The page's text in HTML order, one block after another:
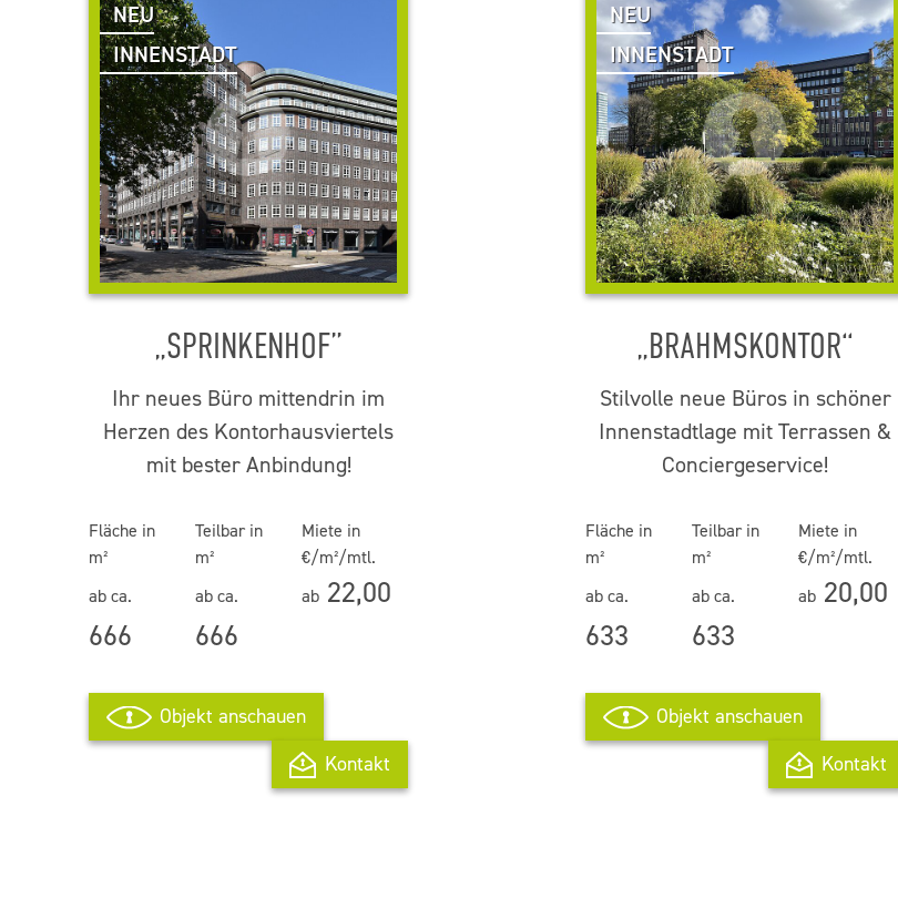
NEU
INNENSTADT
„SPRINKENHOF”
Ihr neues Büro mittendrin im
Herzen des Kontorhausviertels
mit bester Anbindung!
Fläche in
m²
ab ca.
666
Teilbar in
m²
ab ca.
666
Miete in
€/m²/mtl.
ab 22,00
Objekt anschauen
Kontakt
NEU
INNENSTADT
„BRAHMSKONTOR“
Stilvolle neue Büros in schöner
Innenstadtlage mit Terrassen &
Conciergeservice!
Fläche in
m²
ab ca.
633
Teilbar in
m²
ab ca.
633
Miete in
€/m²/mtl.
ab 20,00
Objekt anschauen
Kontakt